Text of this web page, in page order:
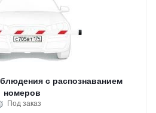
с распознаванием
номеров
Под заказ